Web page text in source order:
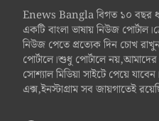
Enews Bangla বিগত ১০ বছর
একটি বাংলা ভাষায় নিউজ
নিউজ পেতে প্রত্যেক দিন চোখ
পোর্টালে।শুধু পোর্টালে নয়,আমাদের
সোশ্যাল মিডিয়া সাইটে পেয়ে
এক্স,ইনস্টাগ্রাম সব জায়গাতেই